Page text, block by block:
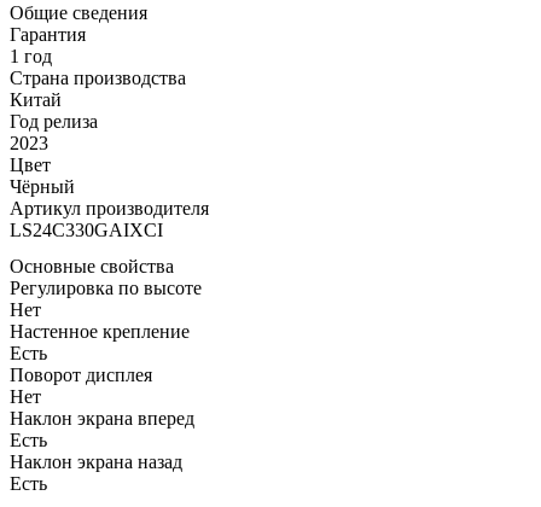
Общие сведения
Гарантия
1 год
Страна производства
Китай
Год релиза
2023
Цвет
Чёрный
Артикул производителя
LS24C330GAIXCI
Основные свойства
Регулировка по высоте
Нет
Настенное крепление
Есть
Поворот дисплея
Нет
Наклон экрана вперед
Есть
Наклон экрана назад
Есть